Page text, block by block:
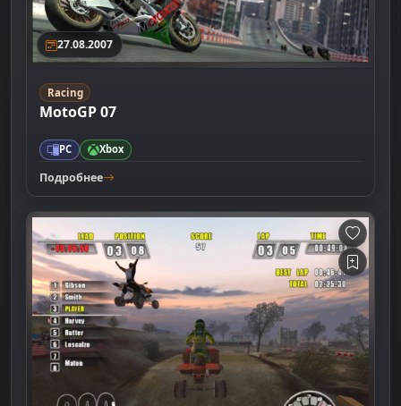
27.08.2007
Racing
MotoGP 07
PC Xbox
Подробнее